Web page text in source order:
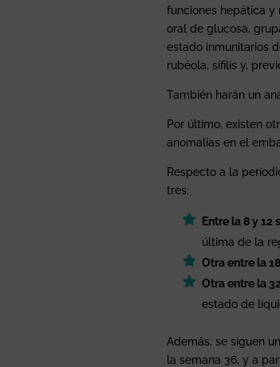
funciones hepática y
oral de glucosa,
estado inmunitarios
rubéola, sífilis y,
También harán un
Por último, existen
anomalías en el
Respecto a la
tres:
Entre la 8 y 12
última de la
Otra entre la
Otra entre la
estado de
Además, se siguen
la semana 36, y a